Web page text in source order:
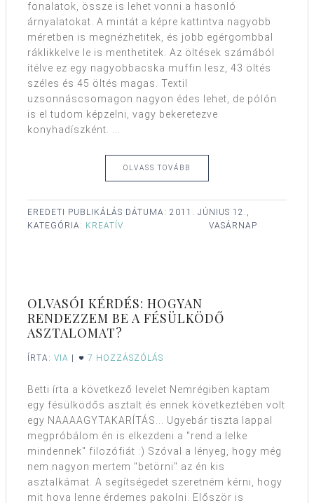
fonalatok, össze is lehet vonni a hasonló
árnyalatokat. A mintát a képre kattintva nagyobb
méretben is megnézhetitek, és jobb egérgombbal
ráklikkelve le is menthetitek. Az öltések számából
ítélve ez egy nagyobbacska muffin lesz, 43 öltés
széles és 45 öltés magas. Textil
uzsonnáscsomagon nagyon édes lehet, de pólón
is el tudom képzelni, vagy bekeretezve
konyhadíszként. ...
OLVASS TOVÁBB
EREDETI PUBLIKÁLÁS DÁTUMA: 2011. JÚNIUS 12.,
VASÁRNAP
KATEGÓRIA: KREATÍV
OLVASÓI KÉRDÉS: HOGYAN
RENDEZZEM BE A FÉSÜLKÖDŐ
ASZTALOMAT?
ÍRTA: VIA 7 HOZZÁSZÓLÁS
Betti írta a következő levelet Nemrégiben kaptam
egy fésülködős asztalt és ennek következtében volt
egy NAAAAGYTAKARÍTÁS... Ugyebár tiszta lappal
megpróbálom én is elkezdeni a "rend a lelke
mindennek" filozófiát :) Szóval a lényeg, hogy még
nem nagyon mertem "betörni" az én kis
asztalkámat. A segítségedet szeretném kérni, hogy
mit hova lenne érdemes pakolni. Először is